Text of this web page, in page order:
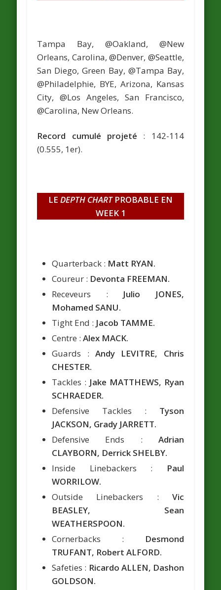
Tampa Bay, @Oakland, @New
Orleans, Carolina, @Denver, @Seattle,
San Diego, Green Bay, @Tampa Bay,
@Philadelphie, BYE, Arizona, Kansas
City, @Los Angeles, San Francisco,
@Carolina, New Orleans.
Record cumulé projeté : 142-114
(0.555, 1er).
LE DEPTH CHARTPROBABLE EN
WEEK 1
Quarterback : Matt RYAN.
Coureur : Devonta FREEMAN.
Receveurs : Julio JONES,
Mohamed SANU.
Tight End : Jacob TAMME.
Centre :Alex MACK.
Guards : Andy LEVITRE, Chris
CHESTER.
Tackles : Jake MATTHEWS, Ryan
SCHRAEDER.
Defensive Tackles : Tyson
JACKSON, Grady JARRETT.
Defensive Ends : Adrian
CLAYBORN, Derrick SHELBY.
Inside Linebackers : Paul
WORRILOW.
Outside Linebackers : Vic
BEASLEY, Sean
WEATHERSPOON.
Cornerbacks : Desmond
TRUFANT, Robert ALFORD.
Safeties : Ricardo ALLEN, Dashon
GOLDSON.